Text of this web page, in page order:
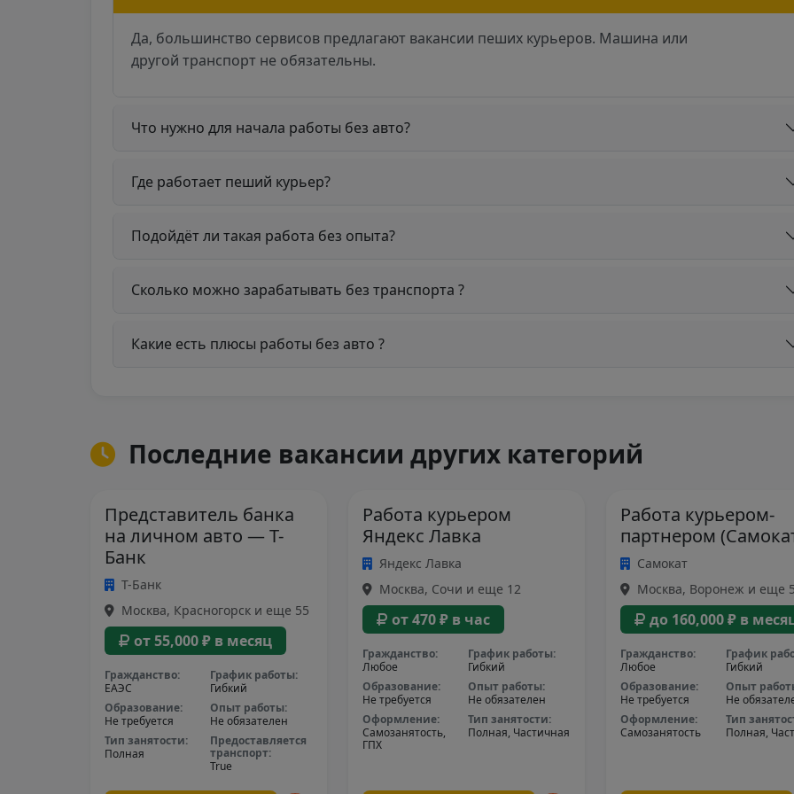
Да, большинство сервисов предлагают вакансии пеших курьеров. Машина или
другой транспорт не обязательны.
Что нужно для начала работы без авто?
Где работает пеший курьер?
Подойдёт ли такая работа без опыта?
Сколько можно зарабатывать без транспорта ?
Какие есть плюсы работы без авто ?
Последние вакансии других категорий
Представитель банка
на личном авто — Т-
Банк
Т-Банк
Москва, Красногорск и еще 55
от 55,000 ₽ в месяц
Гражданство:
ЕАЭС
График работы:
Гибкий
Образование:
Не требуется
Опыт работы:
Не обязателен
Тип занятости:
Полная
Предоставляется
транспорт:
True
Работа курьером
Яндекс Лавка
Яндекс Лавка
Москва, Сочи и еще 12
от 470 ₽ в час
Гражданство:
Любое
График работы:
Гибкий
Образование:
Не требуется
Опыт работы:
Не обязателен
Оформление:
Самозанятость,
ГПХ
Тип занятости:
Полная, Частичная
Работа курьером-
партнером
Самокат
Москва, Воронеж и еще
до 160,000 ₽ в
Гражданство:
Любое
График
Гибкий
Образование:
Не требуется
Опыт
Не
Оформление:
Самозанятость
Тип
Полная,